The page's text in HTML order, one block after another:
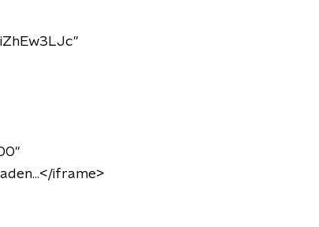
iframe>